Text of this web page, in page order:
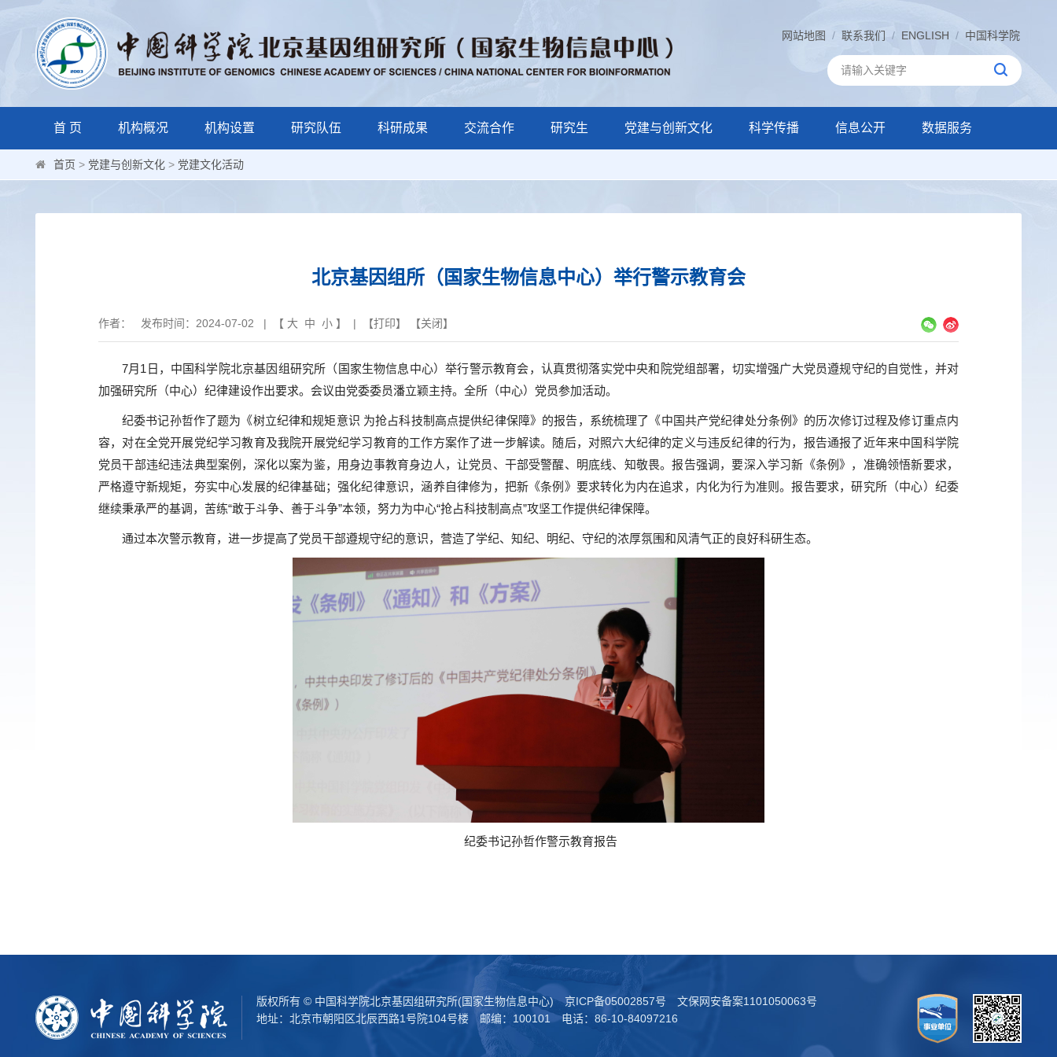
网站地图 / 联系我们 / ENGLISH / 中国科学院
首 页 机构概况 机构设置 研究队伍 科研成果 交流合作 研究生 党建与创新文化 科学传播 信息公开 数据服务
首页 > 党建与创新文化 > 党建文化活动
北京基因组所（国家生物信息中心）举行警示教育会
作者： 发布时间：2024-07-02 | 【 大 中 小 】 | 【打印】 【关闭】
7月1日，中国科学院北京基因组研究所（国家生物信息中心）举行警示教育会，认真贯彻落实党中央和院党组部署，切实增强广大党员遵规守纪的自觉性，并对
加强研究所（中心）纪律建设作出要求。会议由党委委员潘立颖主持。全所（中心）党员参加活动。
纪委书记孙哲作了题为《树立纪律和规矩意识 为抢占科技制高点提供纪律保障》的报告，系统梳理了《中国共产党纪律处分条例》的历次修订过程及修订重点内
容，对在全党开展党纪学习教育及我院开展党纪学习教育的工作方案作了进一步解读。随后，对照六大纪律的定义与违反纪律的行为，报告通报了近年来中国科学院
党员干部违纪违法典型案例，深化以案为鉴，用身边事教育身边人，让党员、干部受警醒、明底线、知敬畏。报告强调，要深入学习新《条例》，准确领悟新要求，
严格遵守新规矩，夯实中心发展的纪律基础；强化纪律意识，涵养自律修为，把新《条例》要求转化为内在追求，内化为行为准则。报告要求，研究所（中心）纪委
继续秉承严的基调，苦练“敢于斗争、善于斗争”本领，努力为中心“抢占科技制高点”攻坚工作提供纪律保障。
通过本次警示教育，进一步提高了党员干部遵规守纪的意识，营造了学纪、知纪、明纪、守纪的浓厚氛围和风清气正的良好科研生态。
纪委书记孙哲作警示教育报告
版权所有 © 中国科学院北京基因组研究所(国家生物信息中心)京ICP备05002857号
文保网安备案1101050063号
地址：北京市朝阳区北辰西路1号院104号楼 邮编：100101 电话：86-10-84097216